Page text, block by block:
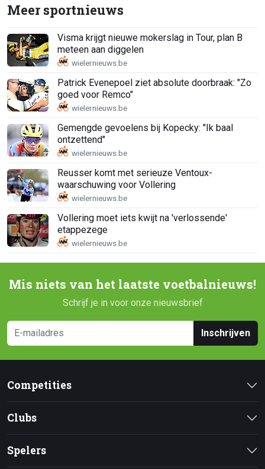
Meer sportnieuws
Visma krijgt nieuwe mokerslag in Tour, plan B
meteen aan diggelen
Patrick Evenepoel ziet absolute doorbraak: "Zo
goed voor Remco"
Gemengde gevoelens bij Kopecky: "Ik baal
ontzettend"
Reusser komt met serieuze Ventoux-
waarschuwing voor Vollering
Vollering moet iets kwijt na 'verlossende'
etappezege
Mis niets van het laatste voetbalnieuws!
Schrijf je in voor onze nieuwsbrief
Inschrijven
Competities
Clubs
Spelers